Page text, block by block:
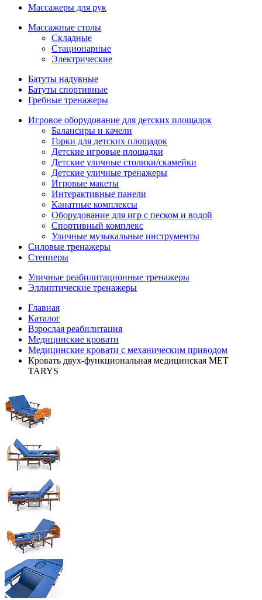
Массажеры для рук
Массажные столы
Складные
Стационарные
Электрические
Батуты надувные
Батуты спортивные
Гребные тренажеры
Игровое оборудование для детских площадок
Балансиры и качели
Горки для детских площадок
Детские игровые площадки
Детские уличные столики/скамейки
Детские уличные тренажеры
Игровые макеты
Интерактивные панели
Канатные комплексы
Оборудование для игр с песком и водой
Спортивный комплекс
Уличные музыкальные инструменты
Силовые тренажеры
Степперы
Уличные реабилитационные тренажеры
Эллиптические тренажеры
Главная
Каталог
Взрослая реабилитация
Медицинские кровати
Медицинские кровати с механическим приводом
Кровать двух-функциональная медицинская MET
TARYS